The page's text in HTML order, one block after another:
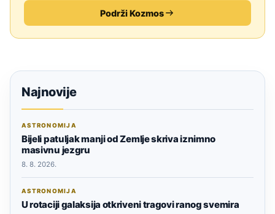
Podrži Kozmos
Najnovije
ASTRONOMIJA
Bijeli patuljak manji od Zemlje skriva iznimno
masivnu jezgru
8. 8. 2026.
ASTRONOMIJA
U rotaciji galaksija otkriveni tragovi ranog svemira